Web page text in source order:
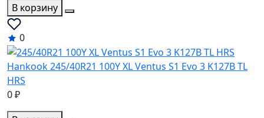
В корзину
0
Hankook 245/40R21 100Y XL Ventus S1 Evo 3 K127B TL
HRS
0 ₽